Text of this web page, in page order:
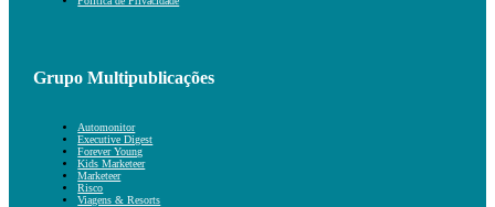
Grupo Multipublicações
Automonitor
Executive Digest
Forever Young
Kids Marketeer
Marketeer
Risco
Viagens & Resorts